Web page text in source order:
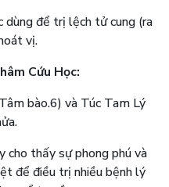
để trị lệch tử cung (ra
vị.
Cứu Học:
bào.6) và Túc Tam Lý
cho thấy sự phong phú và
để điều trị nhiều bệnh lý